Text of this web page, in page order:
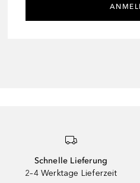
Schnelle Lieferung
2–4 Werktage Lieferzeit